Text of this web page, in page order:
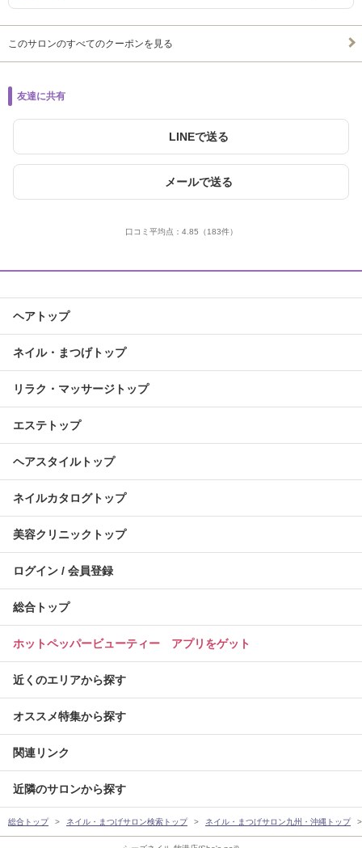
このサロンのすべてのクーポンを見る
友達に共有
LINEで送る
メールで送る
口コミ平均点： 4.85 （183件）
ヘアトップ
ネイル・まつげトップ
リラク・マッサージトップ
エステトップ
ヘアスタイルトップ
ネイルカタログトップ
美容クリニックトップ
ログイン / 会員登録
総合トップ
ホットペッパービューティー アプリをゲット
近くのエリアから探す
オススメ特集から探す
関連リンク
近隣のサロンから探す
総合トップ ネイル・まつげサロン検索トップ ネイル・まつげサロン九州・沖縄トップ